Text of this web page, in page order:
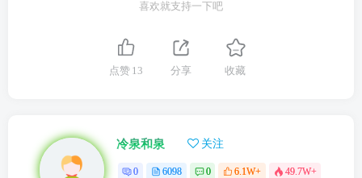
喜欢就支持一下吧
点赞 13 分享 收藏
冷泉和泉 关注
0 6098 0 6.1W+ 49.7W+